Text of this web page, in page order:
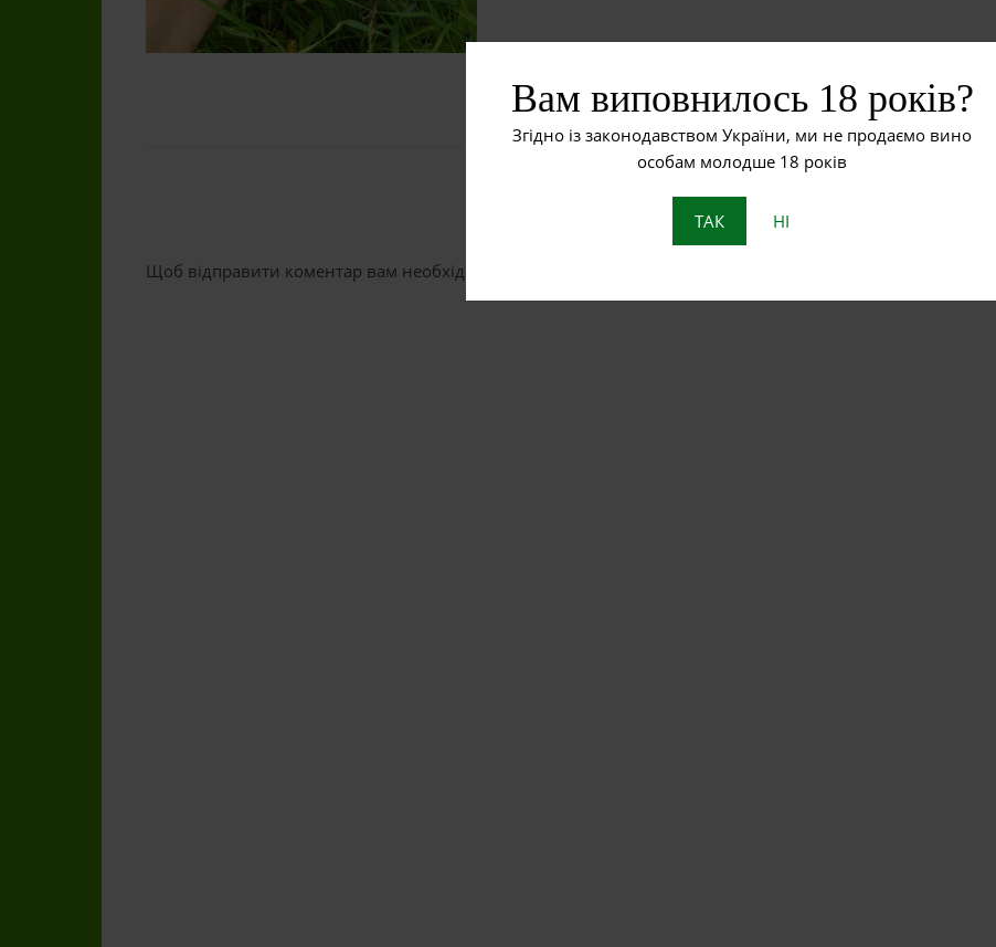
Вам виповнилось 18 років?
Згідно із законодавством України, ми не продаємо вино
особам молодше 18 років
ТАК НІ
ЗАЛИШИТИ ВІДПОВІДЬ
Щоб відправити коментар вам необхідно